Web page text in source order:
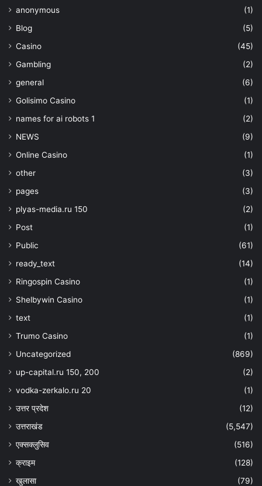
anonymous
(1)
Blog
(5)
Casino
(45)
Gambling
(2)
general
(6)
Golisimo Casino
(1)
names for ai robots 1
(2)
NEWS
(9)
Online Casino
(1)
other
(3)
pages
(3)
plyas-media.ru 150
(2)
Post
(1)
Public
(61)
ready_text
(14)
Ringospin Casino
(1)
Shelbywin Casino
(1)
text
(1)
Trumo Casino
(1)
Uncategorized
(869)
up-capital.ru 150, 200
(2)
vodka-zerkalo.ru 20
(1)
उत्तर प्रदेश
(12)
उत्तराखंड
(5,547)
एक्सक्लुसिव
(516)
क्राइम
(128)
खुलासा
(79)